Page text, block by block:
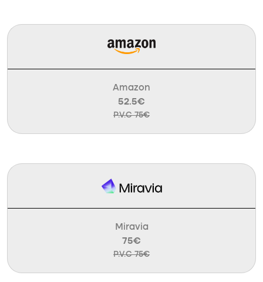
Amazon
52.5€
P.V.C 75€
Miravia
75€
P.V.C 75€